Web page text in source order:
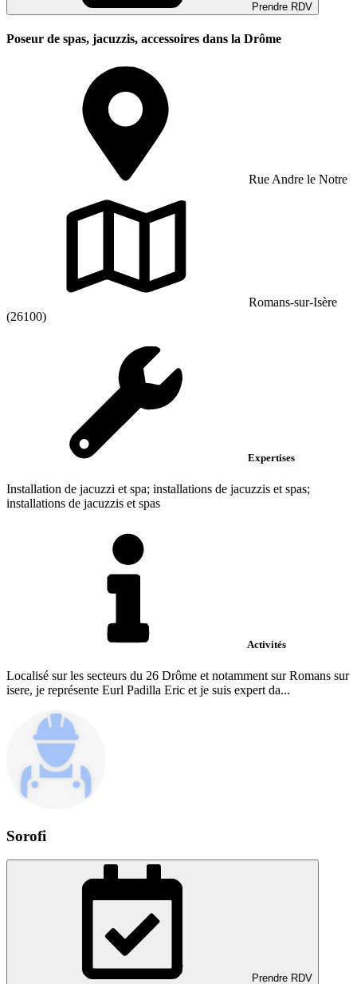
Prendre RDV
Poseur de spas, jacuzzis, accessoires dans la Drôme
Rue Andre le Notre
Romans-sur-Isère
(26100)
Expertises
Installation de jacuzzi et spa; installations de jacuzzis et spas;
installations de jacuzzis et spas
Activités
Localisé sur les secteurs du 26 Drôme et notamment sur Romans sur
isere, je représente Eurl Padilla Eric et je suis expert da...
Sorofi
Prendre RDV